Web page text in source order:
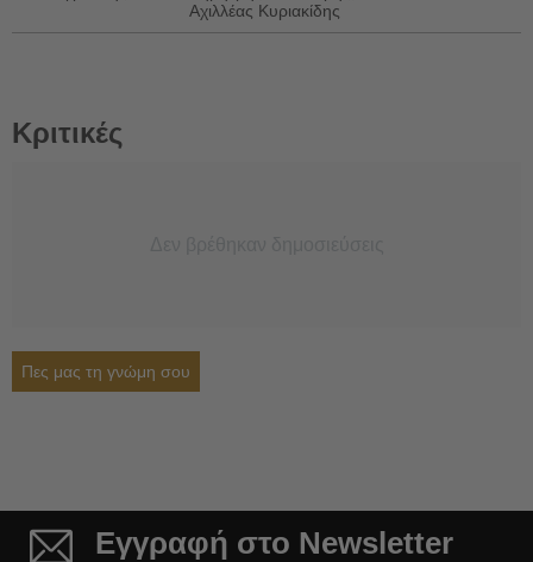
Αχιλλέας Κυριακίδης
Κριτικές
Πες μας τη γνώμη σου
Εγγραφή στο Newsletter